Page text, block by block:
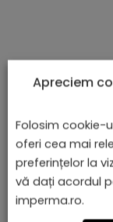
PRODUSE
Apreciem
Folosim cookie-
oferi cea mai
preferințelor la
vă dați acordul
imperma.ro.